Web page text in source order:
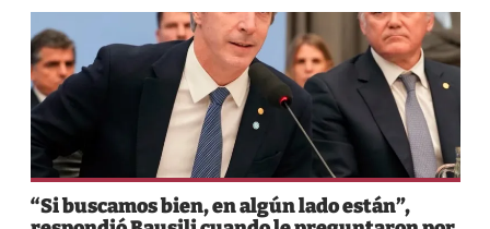
“Si buscamos bien, en algún lado están”,